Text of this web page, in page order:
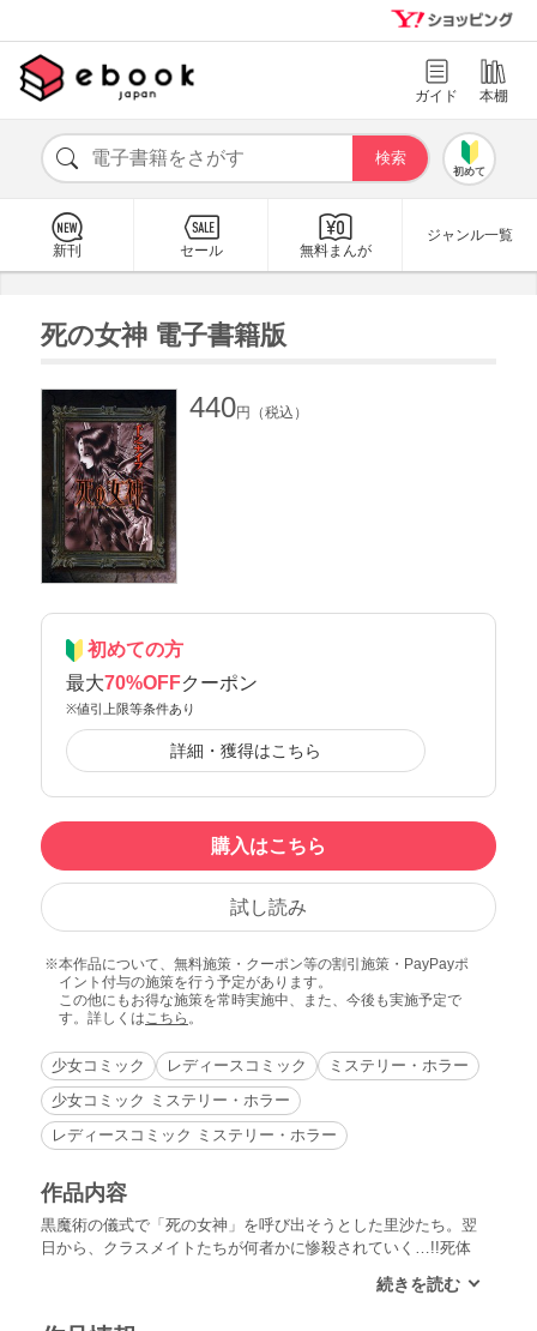
ガイド 本棚
初めて
新刊 セール 無料まんが
ジャンル一覧
死の女神 電子書籍版
440円（税込）
初めての方
最大70%OFFクーポン
※値引上限等条件あり
詳細・獲得はこちら
購入はこちら
試し読み
本作品について、無料施策・クーポン等の割引施策・PayPayポ
イント付与の施策を行う予定があります。
この他にもお得な施策を常時実施中、また、今後も実施予定で
す。詳しくはこちら 。
少女コミック レディースコミック
ミステリー・ホラー
少女コミック ミステリー・ホラー
レディースコミック ミステリー・ホラー
作品内容
黒魔術の儀式で「死の女神」を呼び出そうとした里沙たち。翌
日から、クラスメイトたちが何者かに惨殺されていく…!!死体
な子供たち。私たちの黒魔術が本当に「死の女神」を呼び出し